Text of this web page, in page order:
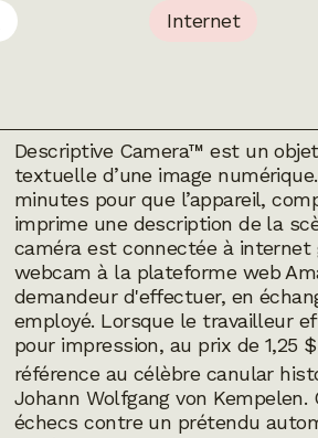
Internet
Descriptive Camera™ est un
textuelle d’une image
minutes pour que l’appareil,
imprime une description de la
caméra est connectée à internet
webcam à la plateforme web
demandeur d'effectuer, en
employé. Lorsque le travailleur
pour impression, au prix de 1,25
référence au célèbre canular
Johann Wolfgang von
échecs contre un prétendu